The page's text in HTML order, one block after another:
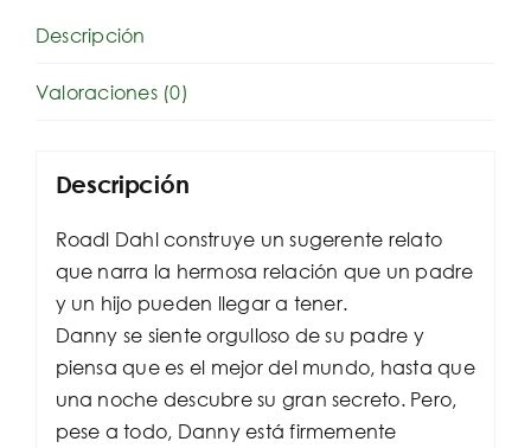
Descripción
Valoraciones (0)
Descripción
Roadl Dahl construye un sugerente relato
que narra la hermosa relación que un padre
y un hijo pueden llegar a tener.
Danny se siente orgulloso de su padre y
piensa que es el mejor del mundo, hasta que
una noche descubre su gran secreto. Pero,
pese a todo, Danny está firmemente